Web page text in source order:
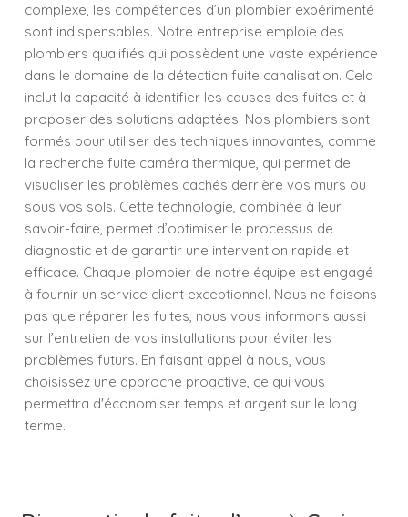
complexe, les compétences d’un plombier expérimenté
sont indispensables. Notre entreprise emploie des
plombiers qualifiés qui possèdent une vaste expérience
dans le domaine de la détection fuite canalisation. Cela
inclut la capacité à identifier les causes des fuites et à
proposer des solutions adaptées. Nos plombiers sont
formés pour utiliser des techniques innovantes, comme
la recherche fuite caméra thermique, qui permet de
visualiser les problèmes cachés derrière vos murs ou
sous vos sols. Cette technologie, combinée à leur
savoir-faire, permet d’optimiser le processus de
diagnostic et de garantir une intervention rapide et
efficace. Chaque plombier de notre équipe est engagé
à fournir un service client exceptionnel. Nous ne faisons
pas que réparer les fuites, nous vous informons aussi
sur l’entretien de vos installations pour éviter les
problèmes futurs. En faisant appel à nous, vous
choisissez une approche proactive, ce qui vous
permettra d'économiser temps et argent sur le long
terme.